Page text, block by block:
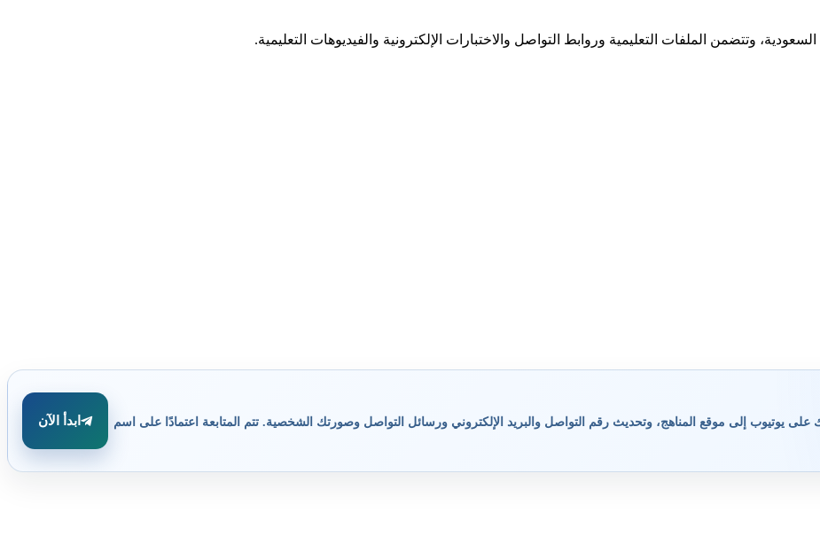
وتتضمن الملفات التعليمية وروابط التواصل والاختبارات الإلكترونية والفيديوهات التعليمية.
يوتيوب إلى موقع المناهج، وتحديث رقم التواصل والبريد الإلكتروني ورسائل التواصل وصورتك الشخصية. تتم المتابعة اعتمادًا على اسم
ابدأ الآن